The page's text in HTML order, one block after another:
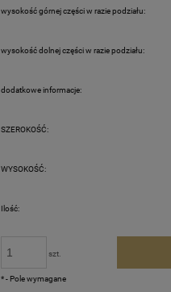
wysokość górnej części w razie podziału:
wysokość dolnej części w razie podziału:
dodatkowe informacje:
SZEROKOŚĆ:
WYSOKOŚĆ:
Ilość:
szt.
*- Pole wymagane